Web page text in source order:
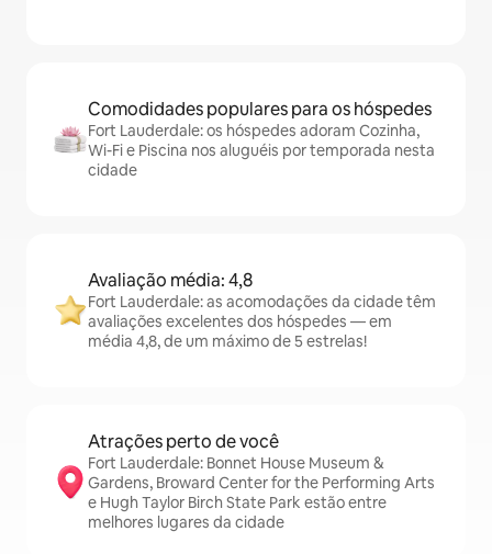
Comodidades populares para os hóspedes
Fort Lauderdale: os hóspedes adoram Cozinha,
Wi-Fi e Piscina nos aluguéis por temporada nesta
cidade
Avaliação média: 4,8
Fort Lauderdale: as acomodações da cidade têm
avaliações excelentes dos hóspedes — em
média 4,8, de um máximo de 5 estrelas!
Atrações perto de você
Fort Lauderdale: Bonnet House Museum &
Gardens, Broward Center for the Performing Arts
e Hugh Taylor Birch State Park estão entre
melhores lugares da cidade